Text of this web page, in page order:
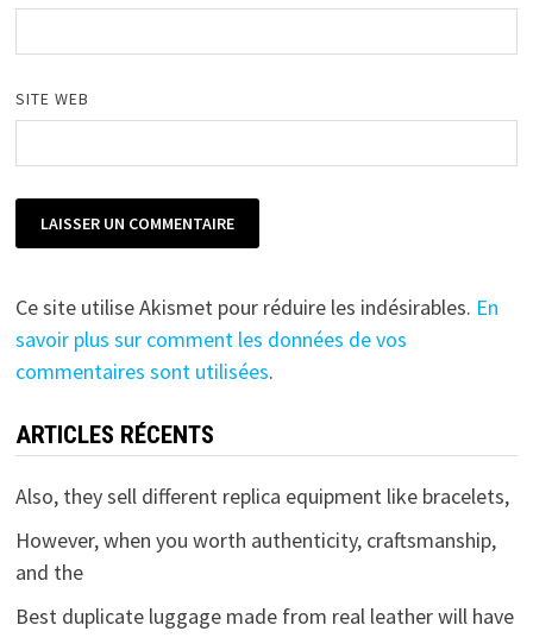
SITE WEB
Ce site utilise Akismet pour réduire les indésirables. En
savoir plus sur comment les données de vos
commentaires sont utilisées.
ARTICLES RÉCENTS
Also, they sell different replica equipment like bracelets,
However, when you worth authenticity, craftsmanship,
and the
Best duplicate luggage made from real leather will have